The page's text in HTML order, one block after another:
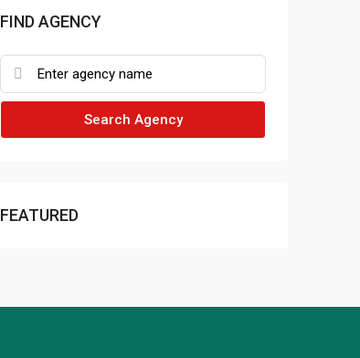
FIND AGENCY
Search Agency
FEATURED